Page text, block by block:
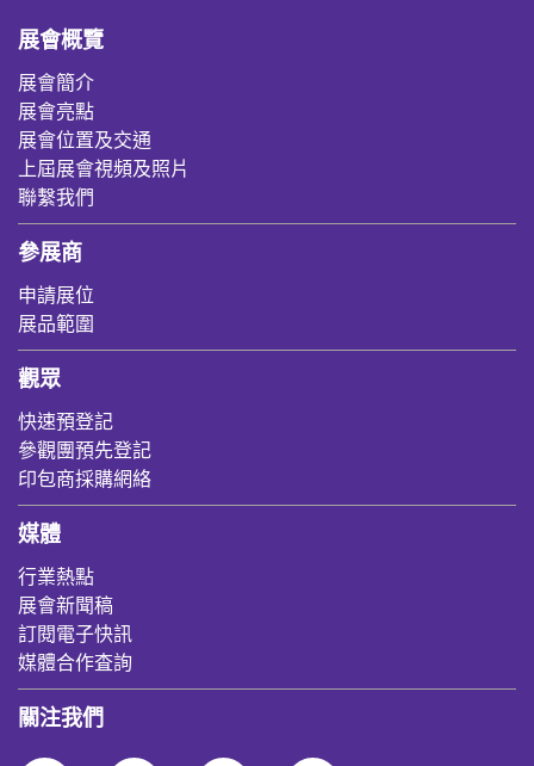
展會概覽
展會簡介
展會亮點
展會位置及交通
上屆展會視頻及照片
聯繫我們
參展商
申請展位
展品範圍
觀眾
快速預登記
參觀團預先登記
印包商採購網絡
媒體
行業熱點
展會新聞稿
訂閱電子快訊
媒體合作査詢
關注我們